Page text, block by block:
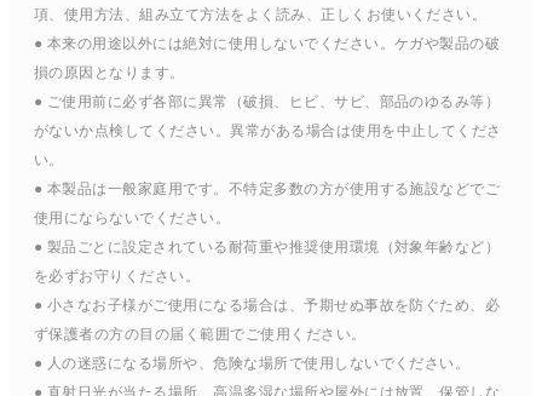
項、使用方法、組み立て方法をよく読み、正しくお使いください。
● 本来の用途以外には絶対に使用しないでください。ケガや製品の破
損の原因となります。
● ご使用前に必ず各部に異常（破損、ヒビ、サビ、部品のゆるみ等）
がないか点検してください。異常がある場合は使用を中止してくださ
い。
● 本製品は一般家庭用です。不特定多数の方が使用する施設などでご
使用にならないでください。
● 製品ごとに設定されている耐荷重や推奨使用環境（対象年齢など）
を必ずお守りください。
● 小さなお子様がご使用になる場合は、予期せぬ事故を防ぐため、必
ず保護者の方の目の届く範囲でご使用ください。
● 人の迷惑になる場所や、危険な場所で使用しないでください。
● 直射日光が当たる場所、高温多湿な場所や屋外には放置、保管しな